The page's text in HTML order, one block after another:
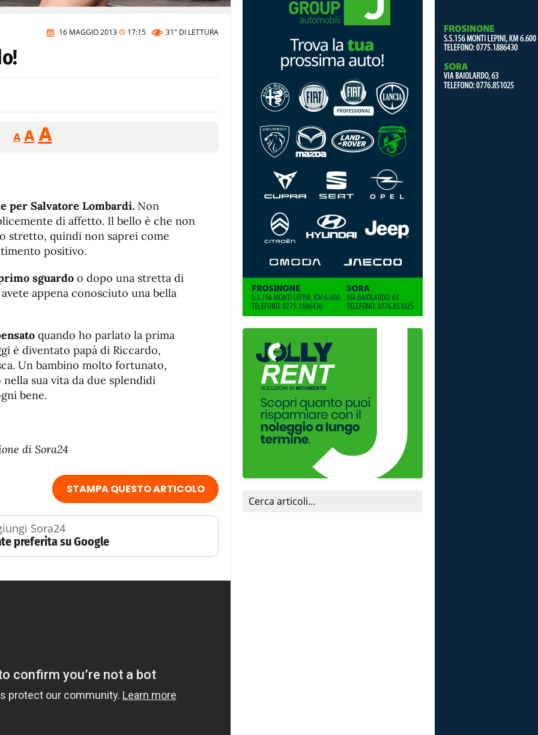
16 MAGGIO 2013 17:15 31" DI LETTURA
A
Reducir
tamaño
A Restablecer
tamaño
AAumentar
fuente.
per Salvatore Lombardi. Non
di affetto. Il bello è che non
stretto, quindi non saprei come
positivo.
sguardo o dopo una stretta di
appena conosciuto una bella
quando ho parlato la prima
è diventato papà di Riccardo,
Un bambino molto fortunato,
sua vita da due splendidi
bene.
di Sora24
STAMPA QUESTO ARTICOLO
Sora24
preferita su Google